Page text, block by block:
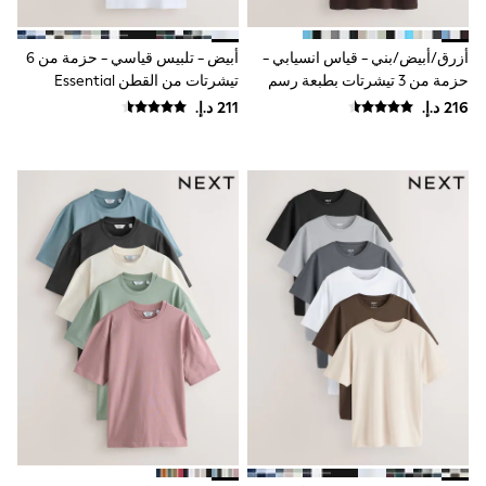
Mint Velvet
Monsoon
River Island
SCHOOWEAR
All Boys Schoolwear
Shoes
Shirts
Polo Shirts
Sweatshirts & Jumpers
Coats & Jackets
Underwear
Socks
Multipacks
All Boys Sport & Swimwear
Trainers & Pumps
Swimwear
Joggers
adidas
Nike
أزرق/أبيض/بني - قياس انسيابي -
حزمة من 3 تيشرتات بطبعة رسم
نصي
أبيض - تلبيس قياسي - حزمة من 6
تيشرتات من القطن Essential